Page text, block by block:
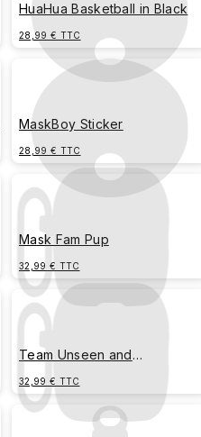
HuaHua Basketball in Black
28,99 € TTC
MaskBoy Sticker
28,99 € TTC
Mask Fam Pup
32,99 € TTC
Team Unseen and
32,99 € TTC